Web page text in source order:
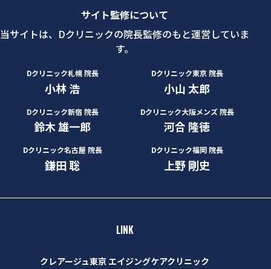
サイト監修について
当サイトは、Dクリニックの院長監修のもと運営していま
す。
Dクリニック札幌 院長
小林 浩
Dクリニック東京 院長
小山 太郎
Dクリニック新宿 院長
鈴木 雄一郎
Dクリニック大阪メンズ 院長
河合 隆徳
Dクリニック名古屋 院長
鎌田 聡
Dクリニック福岡 院長
上野 剛史
LINK
クレアージュ東京 エイジングケアクリニック